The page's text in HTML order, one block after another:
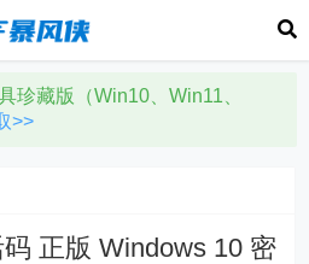
珍藏版（Win10、Win11、
>>
正版 Windows 10 密